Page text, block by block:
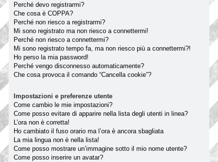
Perché devo registrarmi?
Che cosa è COPPA?
Perché non riesco a registrarmi?
Mi sono registrato ma non riesco a connettermi!
Perché non riesco a connettermi?
Mi sono registrato tempo fa, ma non riesco più a connettermi?!
Ho perso la mia password!
Perché vengo disconnesso automaticamente?
Che cosa provoca il comando “Cancella cookie”?
Impostazioni e preferenze utente
Come cambio le mie impostazioni?
Come posso evitare di apparire nella lista degli utenti in linea?
L’ora non è corretta!
Ho cambiato il fuso orario ma l’ora è ancora sbagliata
La mia lingua non è nella lista!
Come posso mostrare un’immagine sotto il mio nome utente?
Come posso inserire un avatar?